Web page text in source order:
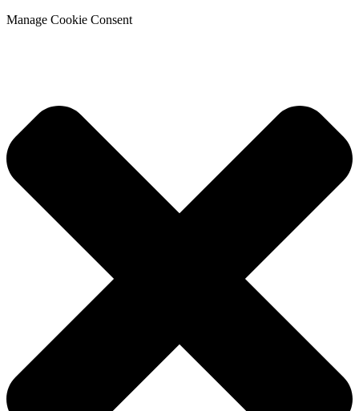
Manage Cookie Consent